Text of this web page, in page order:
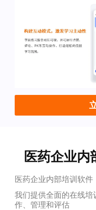
医药企业内
医药企业内部培训软
我们提供全面的在线
作、管理和评估